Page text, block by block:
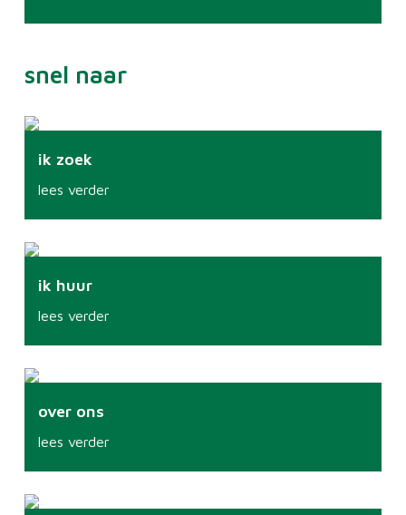
snel naar
ik zoek
lees verder
ik huur
lees verder
over ons
lees verder